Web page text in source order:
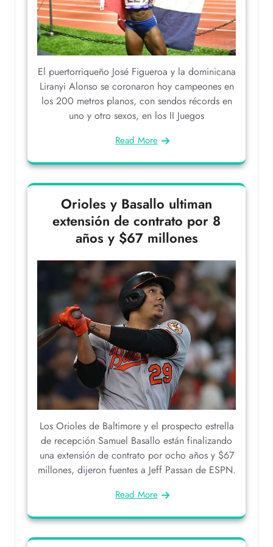
El puertorriqueño José Figueroa y la dominicana
Liranyi Alonso se coronaron hoy campeones en
los 200 metros planos, con sendos récords en
uno y otro sexos, en los II Juegos
Read More
Orioles y Basallo ultiman
extensión de contrato por 8
años y $67 millones
Los Orioles de Baltimore y el prospecto estrella
de recepción Samuel Basallo están finalizando
una extensión de contrato por ocho años y $67
millones, dijeron fuentes a Jeff Passan de ESPN.
Read More